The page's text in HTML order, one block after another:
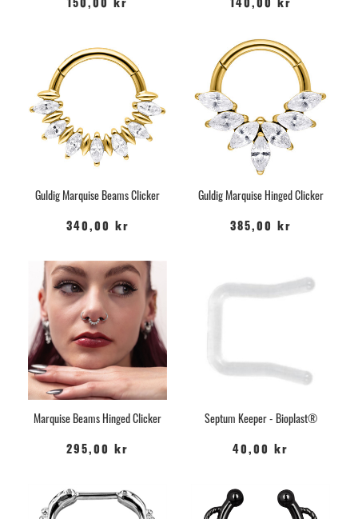
150,00 kr 140,00 kr
Guldig Marquise Beams Clicker
340,00 kr
Guldig Marquise Hinged Clicker
385,00 kr
Marquise Beams Hinged Clicker
295,00 kr
Septum Keeper - Bioplast®
40,00 kr